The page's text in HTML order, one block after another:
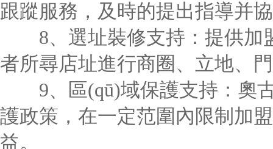
跟蹤服務，及時的提出指導并
8、選址裝修支持：提供加
者所尋店址進行商圈、立地、
9、區(qū)域保護支持：奧古
護政策，在一定范圍內限制加
益。